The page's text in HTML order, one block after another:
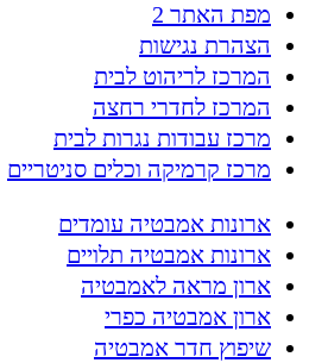
מפת האתר 2
הצהרת נגישות
המרכז לריהוט לבית
המרכז לחדרי רחצה
מרכז עבודות נגרות לבית
מרכז קרמיקה וכלים סניטריים
ארונות אמבטיה עומדים
ארונות אמבטיה תלויים
ארון מראה לאמבטיה
ארון אמבטיה כפרי
שיפוץ חדר אמבטיה